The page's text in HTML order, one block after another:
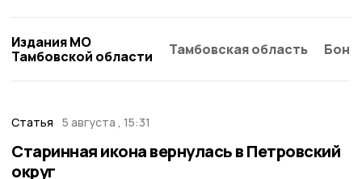
Издания МО
Тамбовской области
Тамбовская область
Статья 5 августа , 15:31
Старинная икона вернулась в Петровский
округ